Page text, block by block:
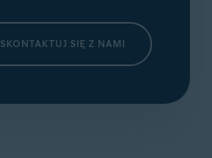
SKONTAKTUJ SIĘ Z NAMI